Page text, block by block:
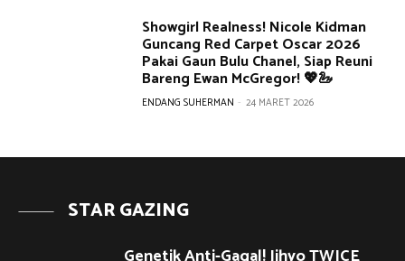
Showgirl Realness! Nicole Kidman
Guncang Red Carpet Oscar 2026
Pakai Gaun Bulu Chanel, Siap Reuni
Bareng Ewan McGregor! 💖🦢
ENDANG SUHERMAN - 24 MARET 2026
STAR GAZING